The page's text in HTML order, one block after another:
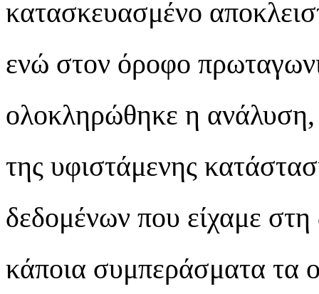
κατασκευασμένο
ενώ στον όροφο
ολοκληρώθηκε η
της υφιστάμενης
δεδομένων που είχαμε
κάποια συμπεράσματα τα